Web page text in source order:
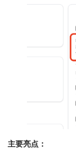
主要亮点：